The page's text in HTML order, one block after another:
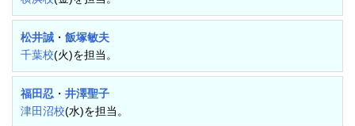
松井誠 ・ 飯塚敏夫
千葉校(火)を担当。
福田忍 ・ 井澤聖子
津田沼校(水)を担当。